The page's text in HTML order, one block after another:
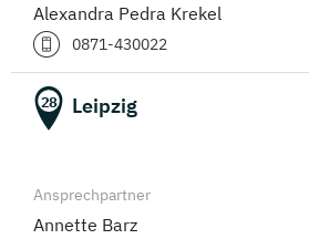
Alexandra Pedra Krekel
0871-430022
28 Leipzig
Ansprechpartner
Annette Barz